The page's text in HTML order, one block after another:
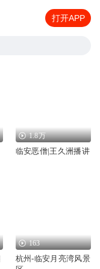
打开APP
1.8万
临安恶僧|王久洲播讲
163
杭州-临安月亮湾风景